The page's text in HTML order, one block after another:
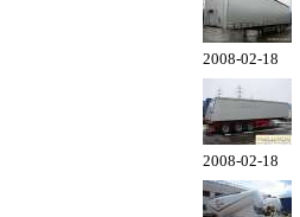
2008-02-18
2008-02-18